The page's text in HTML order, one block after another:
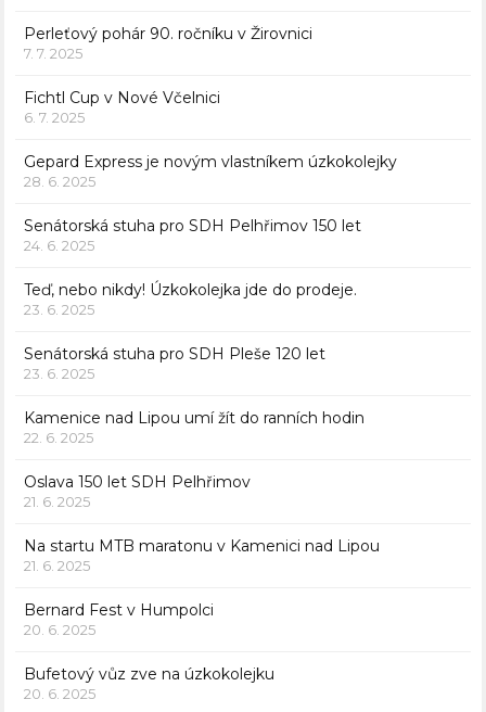
Perleťový pohár 90. ročníku v Žirovnici
7. 7. 2025
Fichtl Cup v Nové Včelnici
6. 7. 2025
Gepard Express je novým vlastníkem úzkokolejky
28. 6. 2025
Senátorská stuha pro SDH Pelhřimov 150 let
24. 6. 2025
Teď, nebo nikdy! Úzkokolejka jde do prodeje.
23. 6. 2025
Senátorská stuha pro SDH Pleše 120 let
23. 6. 2025
Kamenice nad Lipou umí žít do ranních hodin
22. 6. 2025
Oslava 150 let SDH Pelhřimov
21. 6. 2025
Na startu MTB maratonu v Kamenici nad Lipou
21. 6. 2025
Bernard Fest v Humpolci
20. 6. 2025
Bufetový vůz zve na úzkokolejku
20. 6. 2025